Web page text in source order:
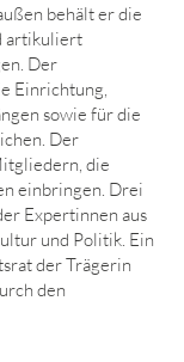
behält er die
artikuliert
Der
Einrichtung,
sowie für die
Der
die
einbringen. Drei
Expertinnen aus
und Politik. Ein
der Trägerin
den